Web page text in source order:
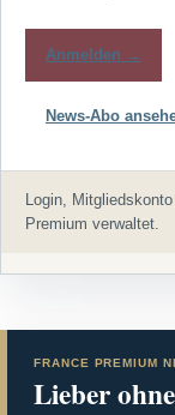
Anmelden →
News-Abo
Login,
Premium verwaltet.
FRANCE PREMIUM
Lieber